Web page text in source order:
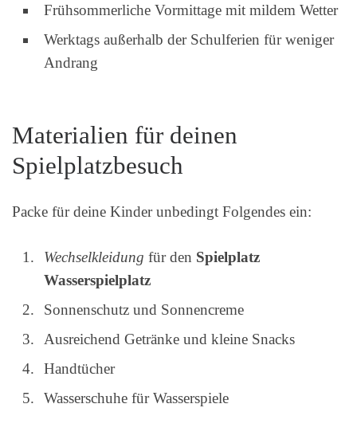
Frühsommerliche Vormittage mit mildem Wetter
Werktags außerhalb der Schulferien für weniger
Andrang
Materialien für deinen
Spielplatzbesuch
Packe für deine Kinder unbedingt Folgendes ein:
Wechselkleidung für den Spielplatz
Wasserspielplatz
Sonnenschutz und Sonnencreme
Ausreichend Getränke und kleine Snacks
Handtücher
Wasserschuhe für Wasserspiele